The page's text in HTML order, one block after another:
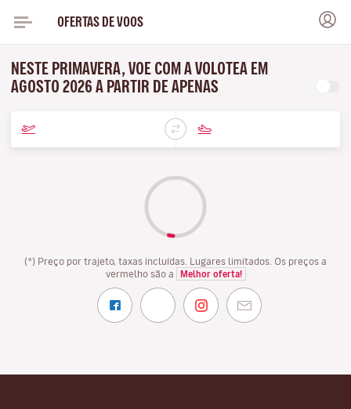
OFERTAS DE VOOS
NESTE PRIMAVERA, VOE COM A VOLOTEA EM
AGOSTO 2026 A PARTIR DE APENAS
(*) Preço por trajeto, taxas incluídas. Lugares limitados. Os preços a
vermelho são a
Melhor oferta!